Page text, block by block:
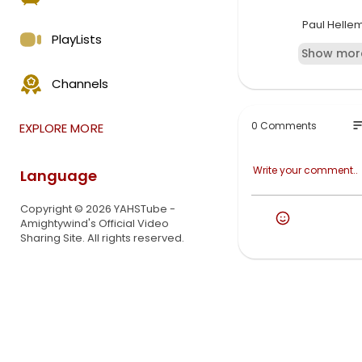
PlayLists
Channels
EXPLORE MORE
Language
Copyright © 2026 YAHSTube -
Amightywind's Official Video
Sharing Site. All rights reserved.
Paul
heen
keerde.
lasterde
Show
0 Comments